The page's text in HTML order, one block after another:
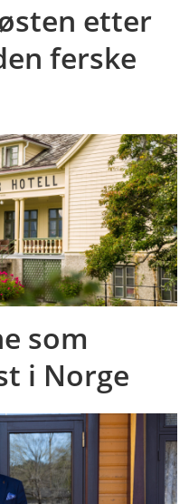
etter
ferske
som
i Norge